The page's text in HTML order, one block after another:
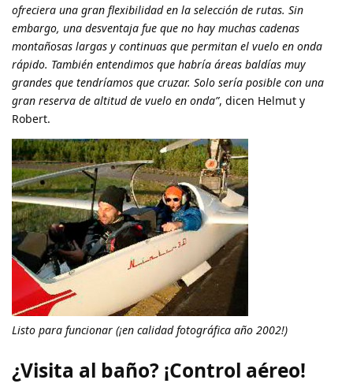
ofreciera una gran flexibilidad en la selección de rutas. Sin
embargo, una desventaja fue que no hay muchas cadenas
montañosas largas y continuas que permitan el vuelo en onda
rápido. También entendimos que habría áreas baldías muy
grandes que tendríamos que cruzar. Solo sería posible con una
gran reserva de altitud de vuelo en onda”, dicen Helmut y
Robert.
Listo para funcionar (¡en calidad fotográfica año 2002!)
¿Visita al baño? ¡Control aéreo!